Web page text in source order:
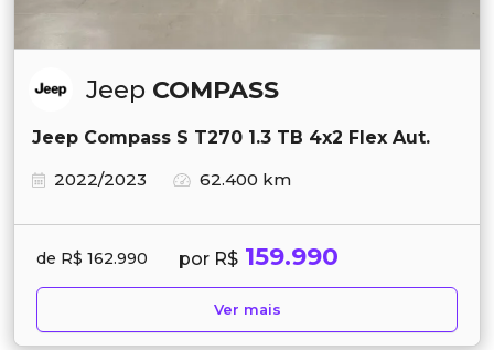
Jeep COMPASS
Jeep Compass S T270 1.3 TB 4x2 Flex Aut.
2022/2023
62.400 km
de R$ 162.990 por R$ 159.990
Ver mais